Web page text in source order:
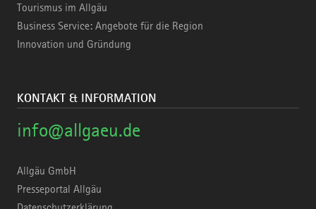
Tourismus im Allgäu
Business Service: Angebote für die Region
Innovation und Gründung
KONTAKT & INFORMATION
info@allgaeu.de
Allgäu GmbH
Presseportal Allgäu